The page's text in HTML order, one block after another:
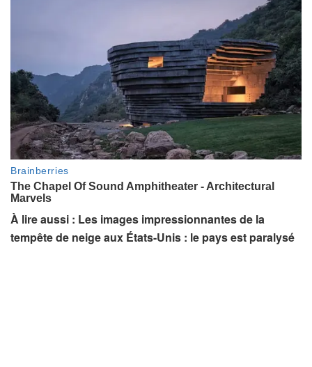
À lire aussi : Les images impressionnantes de la
tempête de neige aux États-Unis : le pays est paralysé